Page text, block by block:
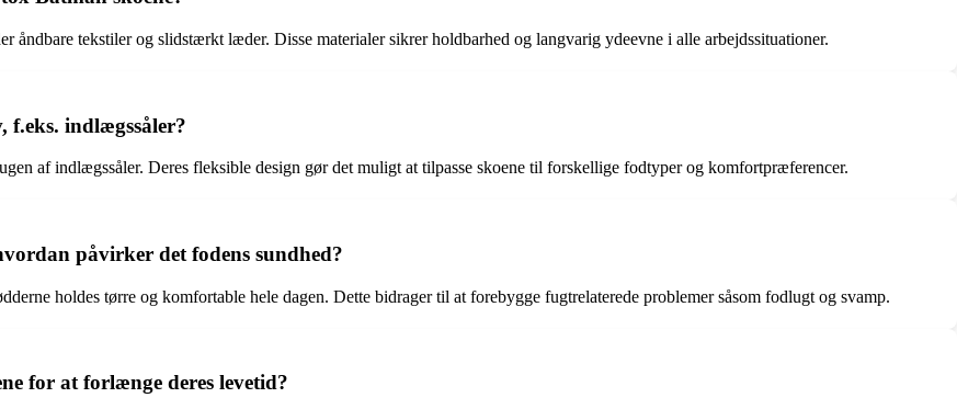
åndbare tekstiler og slidstærkt læder. Disse materialer sikrer holdbarhed og langvarig ydeevne i alle arbejdssituationer.
f.eks. indlægssåler?
af indlægssåler. Deres fleksible design gør det muligt at tilpasse skoene til forskellige fodtyper og komfortpræferencer.
påvirker det fodens sundhed?
holdes tørre og komfortable hele dagen. Dette bidrager til at forebygge fugtrelaterede problemer såsom fodlugt og svamp.
for at forlænge deres levetid?